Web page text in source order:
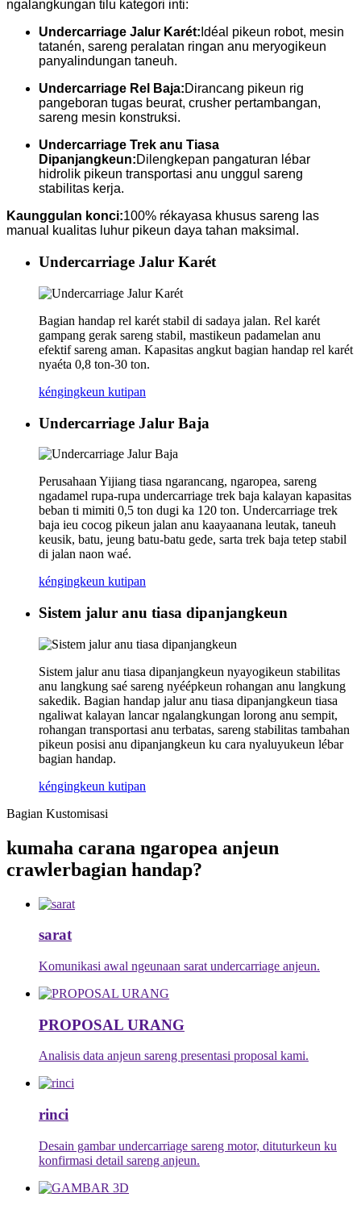
ngalangkungan tilu kategori inti:
Undercarriage Jalur Karét: Idéal pikeun robot, mesin
tatanén, sareng peralatan ringan anu meryogikeun
panyalindungan taneuh.
Undercarriage Rel Baja:Dirancang pikeun rig
pangeboran tugas beurat, crusher pertambangan,
sareng mesin konstruksi.
Undercarriage Trek anu Tiasa
Dipanjangkeun:Dilengkepan pangaturan lébar
hidrolik pikeun transportasi anu unggul sareng
stabilitas kerja.
Kaunggulan konci:100% rékayasa khusus sareng las
manual kualitas luhur pikeun daya tahan maksimal.
Undercarriage Jalur Karét
Bagian handap rel karét stabil di sadaya jalan. Rel karét
gampang gerak sareng stabil, mastikeun padamelan anu
efektif sareng aman. Kapasitas angkut bagian handap rel karét
nyaéta 0,8 ton-30 ton.
kéngingkeun kutipan
Undercarriage Jalur Baja
Perusahaan Yijiang tiasa ngarancang, ngaropea, sareng
ngadamel rupa-rupa undercarriage trek baja kalayan kapasitas
beban ti mimiti 0,5 ton dugi ka 120 ton. Undercarriage trek
baja ieu cocog pikeun jalan anu kaayaanana leutak, taneuh
keusik, batu, jeung batu-batu gede, sarta trek baja tetep stabil
di jalan naon waé.
kéngingkeun kutipan
Sistem jalur anu tiasa dipanjangkeun
Sistem jalur anu tiasa dipanjangkeun nyayogikeun stabilitas
anu langkung saé sareng nyéépkeun rohangan anu langkung
sakedik. Bagian handap jalur anu tiasa dipanjangkeun tiasa
ngaliwat kalayan lancar ngalangkungan lorong anu sempit,
rohangan transportasi anu terbatas, sareng stabilitas tambahan
pikeun posisi anu dipanjangkeun ku cara nyaluyukeun lébar
bagian handap.
kéngingkeun kutipan
Bagian Kustomisasi
kumaha carana ngaropea anjeun
crawlerbagian handap?
sarat
Komunikasi awal ngeunaan sarat undercarriage anjeun.
PROPOSAL URANG
Analisis data anjeun sareng presentasi proposal kami.
rinci
Desain gambar undercarriage sareng motor, dituturkeun ku
konfirmasi detail sareng anjeun.